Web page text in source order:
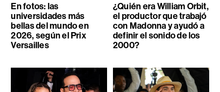
En fotos: las
universidades más
bellas del mundo en
2026, según el Prix
Versailles
¿Quién era William Orbit,
el productor que trabajó
con Madonna y ayudó a
definir el sonido de los
2000?